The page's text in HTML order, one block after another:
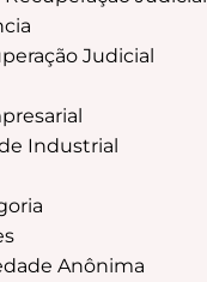
Judicial
Industrial
Anônima